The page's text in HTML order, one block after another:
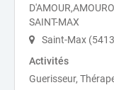
SAINT-MAX
Saint-Max
Activités
Guerisseur,